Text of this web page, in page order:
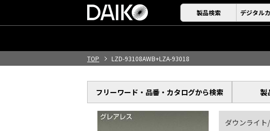
製品検索 デジタル
TOP
LZD-93108AWB+LZA-93018
フリーワード・品番・ カタログから検索 製
ダウンライ